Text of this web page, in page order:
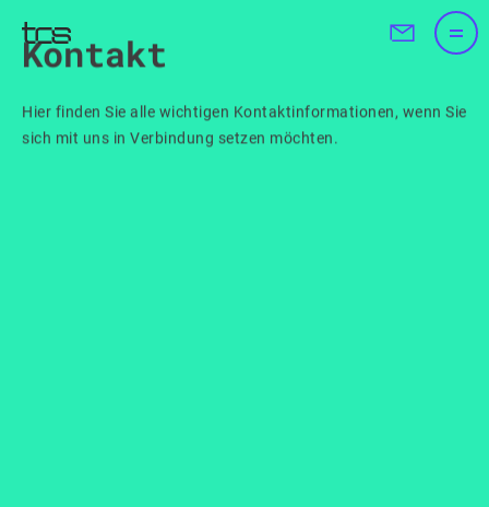
Kontakt
Hier finden Sie alle wichtigen Kontaktinformationen, wenn Sie
sich mit uns in Verbindung setzen möchten.